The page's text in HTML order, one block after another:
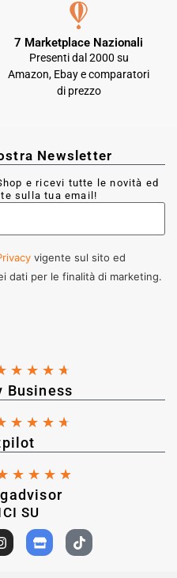
7 Marketplace Nazionali
Presenti dal 2000 su
Amazon, Ebay e comparatori
di prezzo
Newsletter
e ricevi tutte le novità ed
sulla tua email!
vigente sul sito ed
dati per le finalità di marketing.
★ ★ ★ ★
Business
★ ★ ★ ★
★ ★ ★ ★
SU